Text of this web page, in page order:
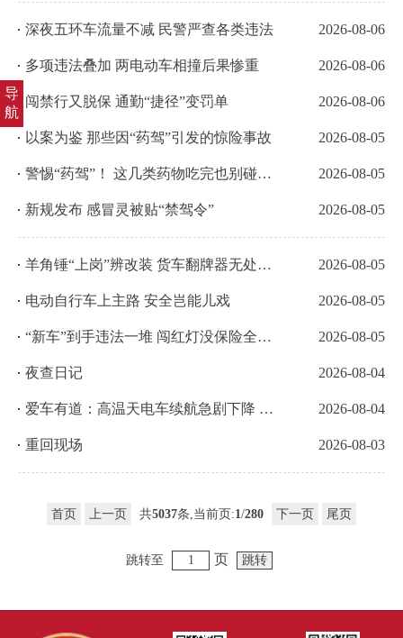
导
航
2026-08-06
深夜五环车流量不减 民警严查各类违法
2026-08-06
多项违法叠加 两电动车相撞后果惨重
2026-08-06
闯禁行又脱保 通勤“捷径”变罚单
2026-08-05
以案为鉴 那些因“药驾”引发的惊险事故
2026-08-05
警惕“药驾”！ 这几类药物吃完也别碰方向盘
2026-08-05
新规发布 感冒灵被贴“禁驾令”
2026-08-05
羊角锤“上岗”辨改装 货车翻牌器无处遁形
2026-08-05
电动自行车上主路 安全岂能儿戏
2026-08-05
“新车”到手违法一堆 闯红灯没保险全被查
2026-08-04
夜查日记
2026-08-04
爱车有道：高温天电车续航急剧下降 是电池坏了吗
2026-08-03
重回现场
首页 上一页 共5037条,当前页:1 /280 下一页 尾页
跳转至 页